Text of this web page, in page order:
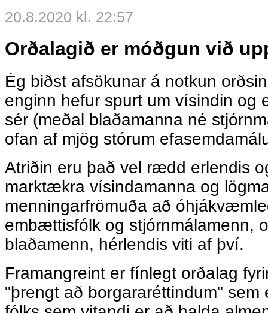
20.8.2020 kl. 22:57
Orðalagið er móðgun við
Ég biðst afsökunar á notkun
enginn hefur spurt um vísindin og
sér (meðal blaðamanna né
ofan af mjög stórum
Atriðin eru það vel rædd erlendis
marktækra vísindamanna og
menningarfrömuða að
embættisfólk og stjórnmálamenn,
blaðamenn, hérlendis viti af því.
Framangreint er fínlegt orðalag
"þrengt að borgararéttindum" sem